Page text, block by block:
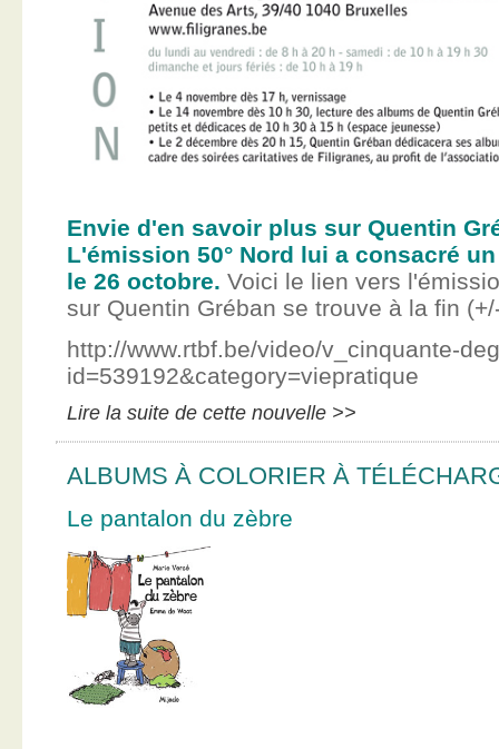
Envie d'en savoir plus sur Quentin
L'émission 50° Nord lui a consacré
le 26 octobre. Voici le lien vers
sur Quentin Gréban se trouve à la fin
http://www.rtbf.be/video/v_cinquante-
id=539192&category=viepratique
Lire la suite de cette nouvelle >>
ALBUMS À COLORIER À
Le pantalon du zèbre